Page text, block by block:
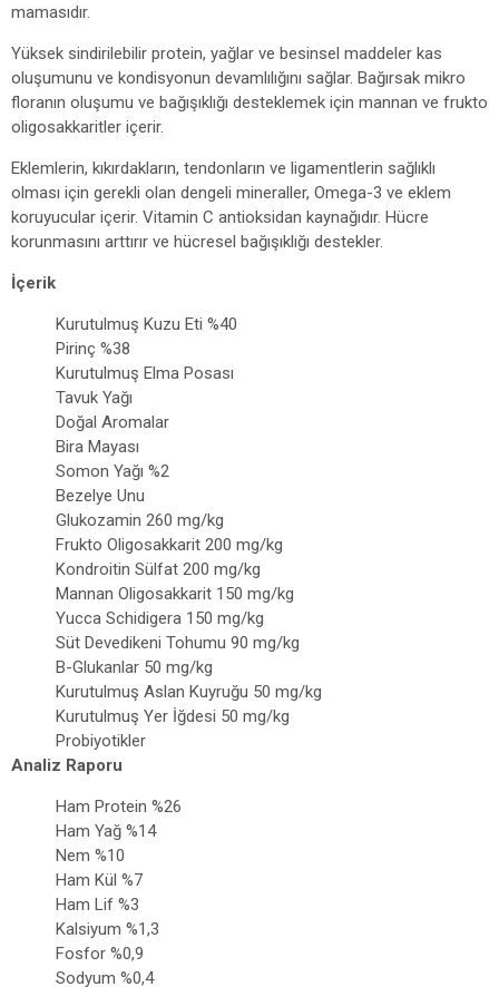
mamasıdır.
Yüksek sindirilebilir protein, yağlar ve besinsel maddeler kas
oluşumunu ve kondisyonun devamlılığını sağlar. Bağırsak mikro
floranın oluşumu ve bağışıklığı desteklemek için mannan ve frukto
oligosakkaritler içerir.
Eklemlerin, kıkırdakların, tendonların ve ligamentlerin sağlıklı
olması için gerekli olan dengeli mineraller, Omega-3 ve eklem
koruyucular içerir. Vitamin C antioksidan kaynağıdır. Hücre
korunmasını arttırır ve hücresel bağışıklığı destekler.
İçerik
Kurutulmuş Kuzu Eti %40
Pirinç %38
Kurutulmuş Elma Posası
Tavuk Yağı
Doğal Aromalar
Bira Mayası
Somon Yağı %2
Bezelye Unu
Glukozamin 260 mg/kg
Frukto Oligosakkarit 200 mg/kg
Kondroitin Sülfat 200 mg/kg
Mannan Oligosakkarit 150 mg/kg
Yucca Schidigera 150 mg/kg
Süt Devedikeni Tohumu 90 mg/kg
B-Glukanlar 50 mg/kg
Kurutulmuş Aslan Kuyruğu 50 mg/kg
Kurutulmuş Yer İğdesi 50 mg/kg
Probiyotikler
Analiz Raporu
Ham Protein %26
Ham Yağ %14
Nem %10
Ham Kül %7
Ham Lif %3
Kalsiyum %1,3
Fosfor %0,9
Sodyum %0,4